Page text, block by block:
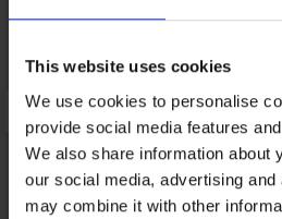
This website uses cookies
We use cookies to personalise
provide social media features
We also share information about
our social media, advertising
may combine it with other